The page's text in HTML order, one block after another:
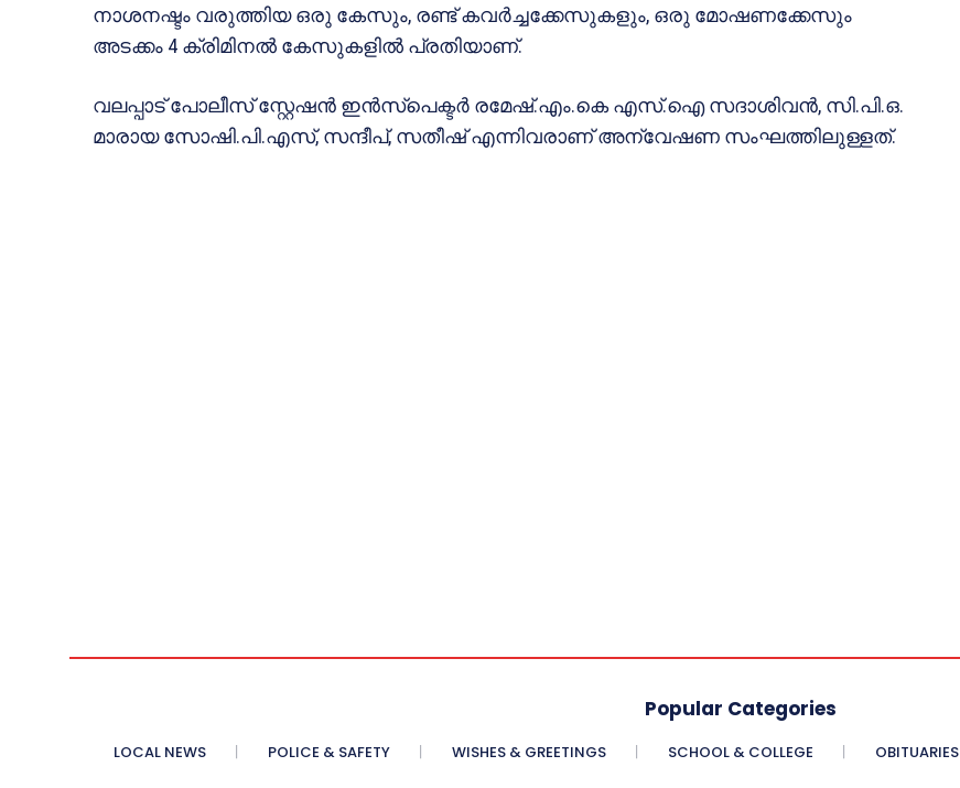
നാശനഷ്ടം വരുത്തിയ ഒരു കേസും, രണ്ട് കവർച്ചക്കേസുകളും, ഒരു മോഷണക്കേസും
അടക്കം 4 ക്രിമിനൽ കേസുകളിൽ പ്രതിയാണ്.
വലപ്പാട് പോലീസ് സ്റ്റേഷൻ ഇൻസ്പെക്ടർ രമേഷ്.എം.കെ എസ്.ഐ സദാശിവൻ, സി.പി.ഒ.
മാരായ സോഷി.പി.എസ്, സന്ദീപ്, സതീഷ് എന്നിവരാണ് അന്വേഷണ സംഘത്തിലുള്ളത്.
Popular Categories
LOCAL NEWS POLICE & SAFETY WISHES & GREETINGS SCHOOL & COLLEGE OBITUARIES